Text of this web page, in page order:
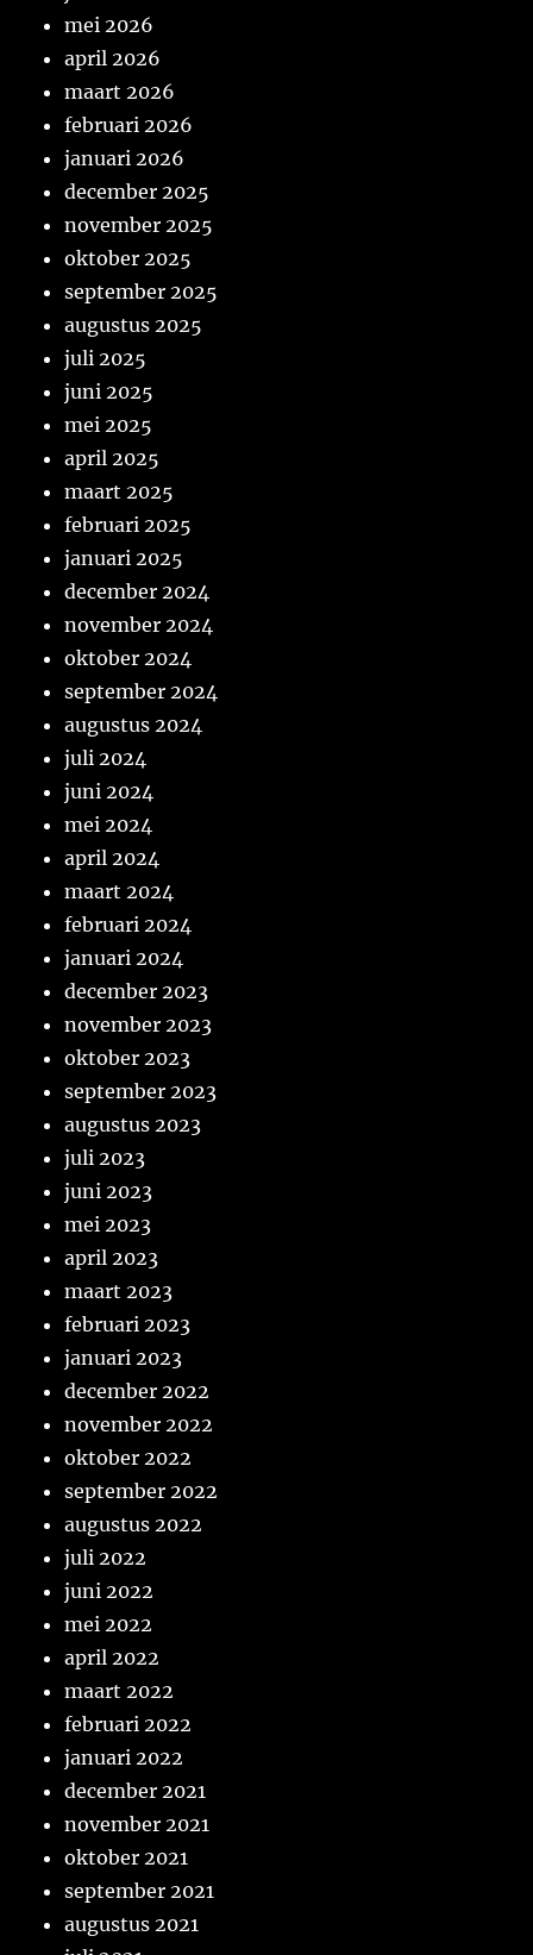
mei 2026
april 2026
maart 2026
februari 2026
januari 2026
december 2025
november 2025
oktober 2025
september 2025
augustus 2025
juli 2025
juni 2025
mei 2025
april 2025
maart 2025
februari 2025
januari 2025
december 2024
november 2024
oktober 2024
september 2024
augustus 2024
juli 2024
juni 2024
mei 2024
april 2024
maart 2024
februari 2024
januari 2024
december 2023
november 2023
oktober 2023
september 2023
augustus 2023
juli 2023
juni 2023
mei 2023
april 2023
maart 2023
februari 2023
januari 2023
december 2022
november 2022
oktober 2022
september 2022
augustus 2022
juli 2022
juni 2022
mei 2022
april 2022
maart 2022
februari 2022
januari 2022
december 2021
november 2021
oktober 2021
september 2021
augustus 2021